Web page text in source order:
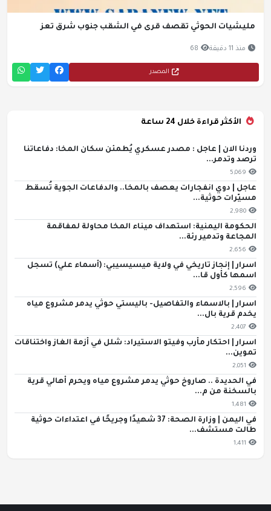
مليشيات الحوثي تقصف قرى في الشقب جنوب شرق تعز
منذ 11 دقيقة 68
المصدر
الأكثر قراءة خلال 24 ساعة
وردنا الان | عاجل : مصدر عسكري يُطمئن سكان المخا: دفاعاتنا
ترصد وتدمر...
5,069
عاجل | دوي انفجارات يعصف بالمخا.. والدفاعات الجوية تُسقط
مسيّرات حوثية...
2,980
الحكومة اليمنية: استهداف ميناء المخا محاولة لمفاقمة
المجاعة وتدمير رئة...
2,656
اسرار | إنجاز تاريخي في ولاية ميسيسيبي: (أسماء علي) تسجل
اسمها كأول قا...
2,596
اسرار | بالاسماء والتفاصيل- باليستي حوثي يدمر مشروع مياه
يخدم قرية بال...
2,407
اسرار | احتكار مأرب وفيتو الاستيراد: شلل في أزمة الغاز واختناقات
تموين...
2,051
في الحديدة .. صاروخ حوثي يدمر مشروع مياه ويحرم أهالي قرية
بالسخنة من م...
1,481
في اليمن | وزارة الصحة: 37 شهيدًا وجريحًا في اعتداءات حوثية
طالت مستشف...
1,411